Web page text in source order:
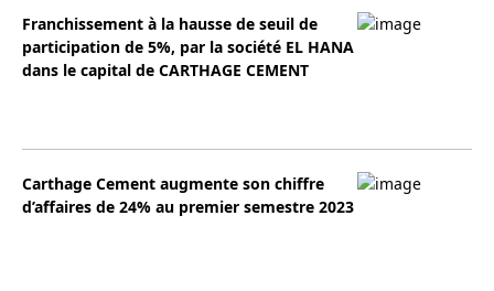
Franchissement à la hausse de seuil de
participation de 5%, par la société EL HANA
dans le capital de CARTHAGE CEMENT
Carthage Cement augmente son chiffre
d’affaires de 24% au premier semestre 2023